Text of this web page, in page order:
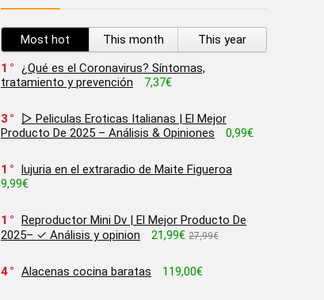
Most hot This month
This year
1
¿Qué es el Coronavirus? Síntomas,
tratamiento y prevención
7,37€
3
▷ Peliculas Eroticas Italianas | El Mejor
Producto De 2025 – Análisis & Opiniones
0,99€
1
lujuria en el extraradio de Maite Figueroa
9,99€
1
Reproductor Mini Dv | El Mejor Producto De
2025– ✓ Análisis y opinion
21,99€ 27,99€
4 Alacenas cocina baratas 119,00€